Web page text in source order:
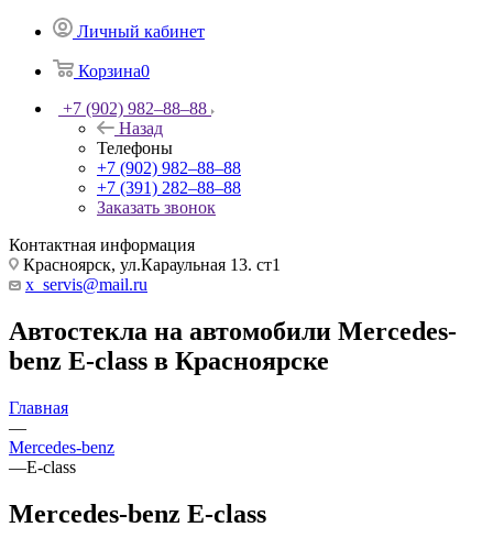
Личный кабинет
Корзина0
+7 (902) 982‒88‒88
Назад
Телефоны
+7 (902) 982‒88‒88
+7 (391) 282‒88‒88
Заказать звонок
Контактная информация
Красноярск, ул.Караульная 13. ст1
x_servis@mail.ru
Автостекла на автомобили Mercedes-
benz E-class в Красноярске
Главная
—
Mercedes-benz
—E-class
Mercedes-benz E-class